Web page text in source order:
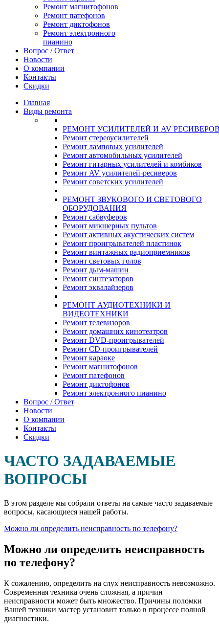
Ремонт магнитофонов
Ремонт патефонов
Ремонт диктофонов
Ремонт электронного
пианино
Вопрос / Ответ
Новости
О компании
Контакты
Скидки
Главная
Виды ремонта
РЕМОНТ УСИЛИТЕЛЕЙ И AV
Ремонт стереоусилителей
Ремонт ламповых усилителей
Ремонт автомобильных усилителей
Ремонт гитарных усилителей и комбиков
Ремонт AV усилителей-ресиверов
Ремонт советских усилителей
РЕМОНТ ЗВУКОВОГО И СВЕТОВОГО
ОБОРУДОВАНИЯ
Ремонт сабвуферов
Ремонт микшерных пультов
Ремонт активных акустических систем
Ремонт проигрывателей пластинок
Ремонт винтажных радиоприемников
Ремонт световых голов
Ремонт дым-машин
Ремонт синтезаторов
Ремонт эквалайзеров
РЕМОНТ АУДИОТЕХНИКИ И
ВИДЕОТЕХНИКИ
Ремонт телевизоров
Ремонт домашних кинотеатров
Ремонт DVD-проигрывателей
Ремонт CD-проигрывателей
Ремонт караоке
Ремонт магнитофонов
Ремонт патефонов
Ремонт диктофонов
Ремонт электронного пианино
Вопрос / Ответ
Новости
О компании
Контакты
Скидки
ЧАСТО ЗАДАВАЕМЫЕ
ВОПРОСЫ
В этом разделе мы собрали ответы на самые часто задаваемые
вопросы, касающиеся нашей работы.
Можно ли определить неисправность по телефону?
Можно ли определить неисправность
по телефону?
К сожалению, определить на слух неисправность невозможно.
Современная техника очень сложная, а причин
неисправности может быть множество. Причины поломки
Вашей техники мастер установит только в процессе полной
диагностики.